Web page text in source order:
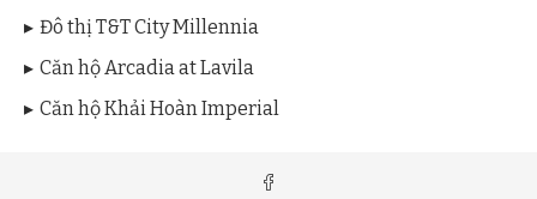
Đô thị T&T City Millennia
Căn hộ Arcadia at Lavila
Căn hộ Khải Hoàn Imperial